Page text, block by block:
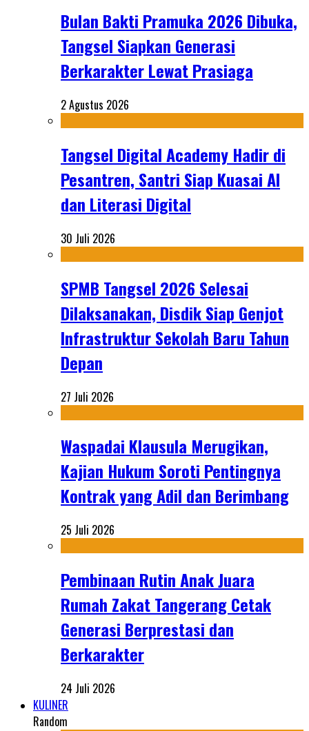
Bulan Bakti Pramuka 2026 Dibuka,
Tangsel Siapkan Generasi
Berkarakter Lewat Prasiaga
2 Agustus 2026
Tangsel Digital Academy Hadir di
Pesantren, Santri Siap Kuasai AI
dan Literasi Digital
30 Juli 2026
SPMB Tangsel 2026 Selesai
Dilaksanakan, Disdik Siap Genjot
Infrastruktur Sekolah Baru Tahun
Depan
27 Juli 2026
Waspadai Klausula Merugikan,
Kajian Hukum Soroti Pentingnya
Kontrak yang Adil dan Berimbang
25 Juli 2026
Pembinaan Rutin Anak Juara
Rumah Zakat Tangerang Cetak
Generasi Berprestasi dan
Berkarakter
24 Juli 2026
KULINER
Random